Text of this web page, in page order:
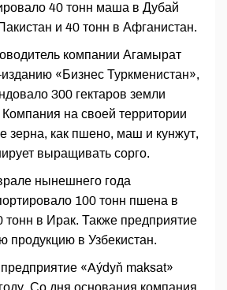
40 тонн маша в Дубай
и 40 тонн в Афганистан.
компании Агамырат
«Бизнес Туркменистан»,
300 гектаров земли
на своей территории
зерна, как пшено, маш и кунжут,
выращивать сорго.
нынешнего года
100 тонн пшена в
тонн в Ирак. Также предприятие
продукцию в Узбекистан.
«Aýdyň maksat»
Со дня основания компания